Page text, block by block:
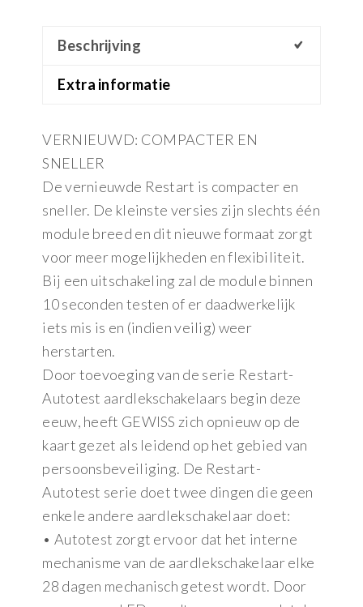
Beschrijving
Extra informatie
VERNIEUWD: COMPACTER EN
SNELLER
De vernieuwde Restart is compacter en
sneller. De kleinste versies zijn slechts één
module breed en dit nieuwe formaat zorgt
voor meer mogelijkheden en flexibiliteit.
Bij een uitschakeling zal de module binnen
10 seconden testen of er daadwerkelijk
iets mis is en (indien veilig) weer
herstarten.
Door toevoeging van de serie Restart-
Autotest aardlekschakelaars begin deze
eeuw, heeft GEWISS zich opnieuw op de
kaart gezet als leidend op het gebied van
persoonsbeveiliging. De Restart-
Autotest serie doet twee dingen die geen
enkele andere aardlekschakelaar doet:
• Autotest zorgt ervoor dat het interne
mechanisme van de aardlekschakelaar elke
28 dagen mechanisch getest wordt. Door